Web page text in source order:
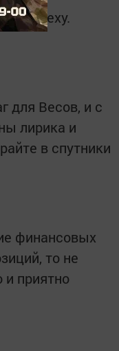
к успеху.
для Весов, и с
лирика и
в спутники
финансовых
то не
и приятно